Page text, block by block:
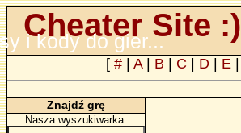
Cheater Site :)
i kody do gier...
[ # A| B C D E
Znajdź grę
Nasza wyszukiwarka: